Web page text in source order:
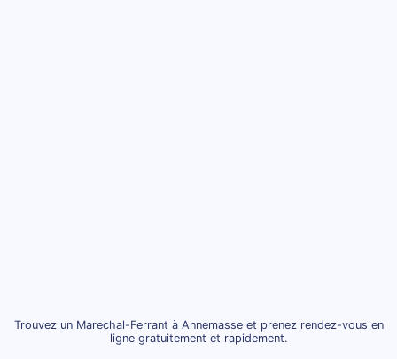
Trouvez un Marechal-Ferrant à Annemasse et prenez rendez-vous en
ligne gratuitement et rapidement.